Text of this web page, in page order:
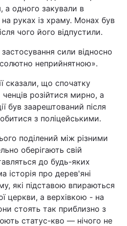
Погода
Статті
Думки
Вакансії
Фотобанк
Пресцентр
а одного закували в
руках із храму. Монах був
чого його відпустили.
сили відносно
неприйнятною».
сказали, що спочатку
розійтися мирно, а
був заарештований після
з поліцейськими.
поділений між різними
оберігають свій
до будь-яких
історія про дерев'яні
які підставою впираються
церкви, а верхівкою - на
стоять так приблизно з
статус-кво — нічого не